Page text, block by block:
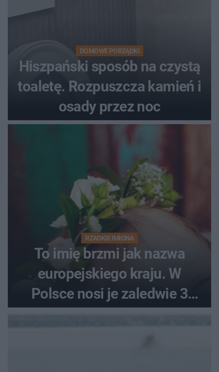
DOMOWE PORZĄDKI
Hiszpański sposób na czystą
toaletę. Rozpuszcza kamień i
osady przez noc
RZADKIE IMIONA
To imię brzmi jak nazwa
europejskiego kraju. W
Polsce nosi je zaledwie 3